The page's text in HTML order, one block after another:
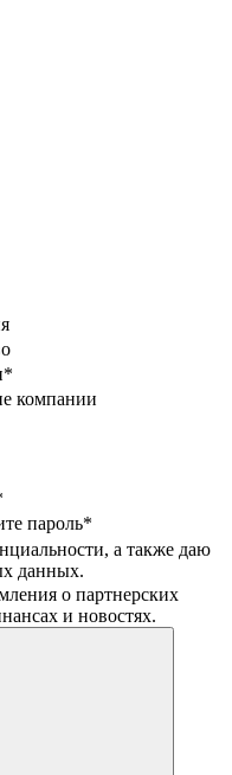
компании
пароль*
а также даю
данных.
о партнерских
и новостях.